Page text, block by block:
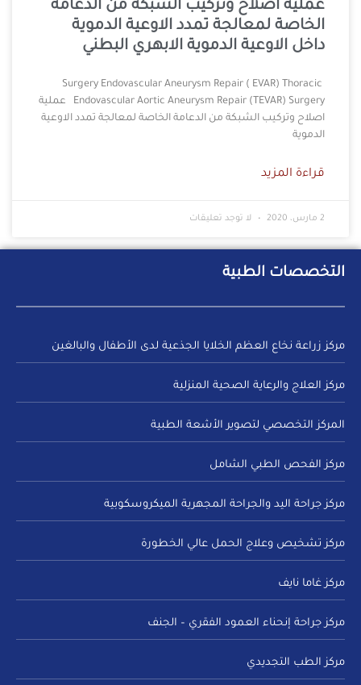
عملية اصلاح وتركيب الشبكة من الدعامة
الخاصة لمعالجة تمدد الاوعية الدموية
داخل الاوعية الدموية الابهري البطني
Surgery Endovascular Aneurysm Repair ( EVAR) Thoracic
Endovascular Aortic Aneurysm Repair (TEVAR) Surgery عملية
اصلاح وتركيب الشبكة من الدعامة الخاصة لمعالجة تمدد الاوعية
الدموية
قراءة المزيد
2 مارس، 2020 لا توجد تعليقات
التخصصات الطبية
مركز زراعة نخاع العظم الخلايا الجذعية لدى الأطفال والبالغين
مركز العلاج والرعاية الصحية المنزلية
المركز التخصصي لتصوير الأشعة الطبية
مركز الفحص الطبي الشامل
مركز جراحة اليد والجراحة المجهرية الميكروسكوبية
مركز تشخيص وعلاج الحمل عالي الخطورة
مركز غاما نايف
مركز جراحة إنحناء العمود الفقري – الجنف
مركز الطب التجديدي